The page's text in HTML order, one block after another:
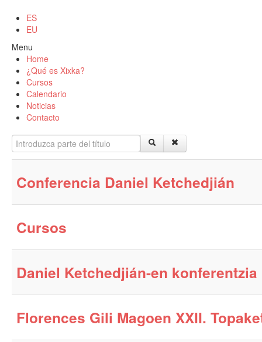
ES
EU
Menu
Home
¿Qué es Xixka?
Cursos
Calendario
Noticias
Contacto
Introduzca parte del título
Conferencia Daniel Ketchedjián
Cursos
Daniel Ketchedjián-en konferentzia
Florences Gili Magoen XXII.